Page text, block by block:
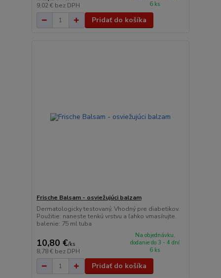
9,02 € bez DPH
6 ks
Pridať do košíka
Frische Balsam - osviežujúci balzam
Dermatologicky testovaný. Vhodný pre diabetikov.
Použitie: naneste tenkú vrstvu a ľahko vmasírujte.
balenie: 75 ml tuba
10,80 €/ks
8,78 € bez DPH
Na objednávku,
dodanie do 3 - 4 dní
6 ks
Pridať do košíka